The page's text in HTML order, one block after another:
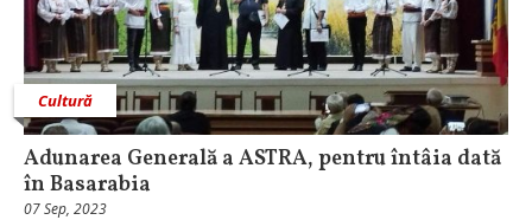
Cultură
Adunarea Generală a ASTRA, pentru întâia dată
în Basarabia
07 Sep, 2023